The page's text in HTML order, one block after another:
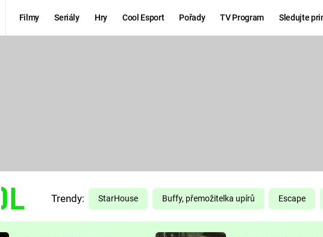
Filmy Seriály Hry Cool Esport Pořady TV Program Sledujte
PREDÁTOR
DELIVERANCE
Trendy: StarHouse Buffy, přemožitelka upírů Escape